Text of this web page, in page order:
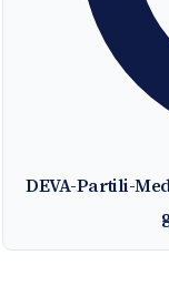
DEVA-Partili-